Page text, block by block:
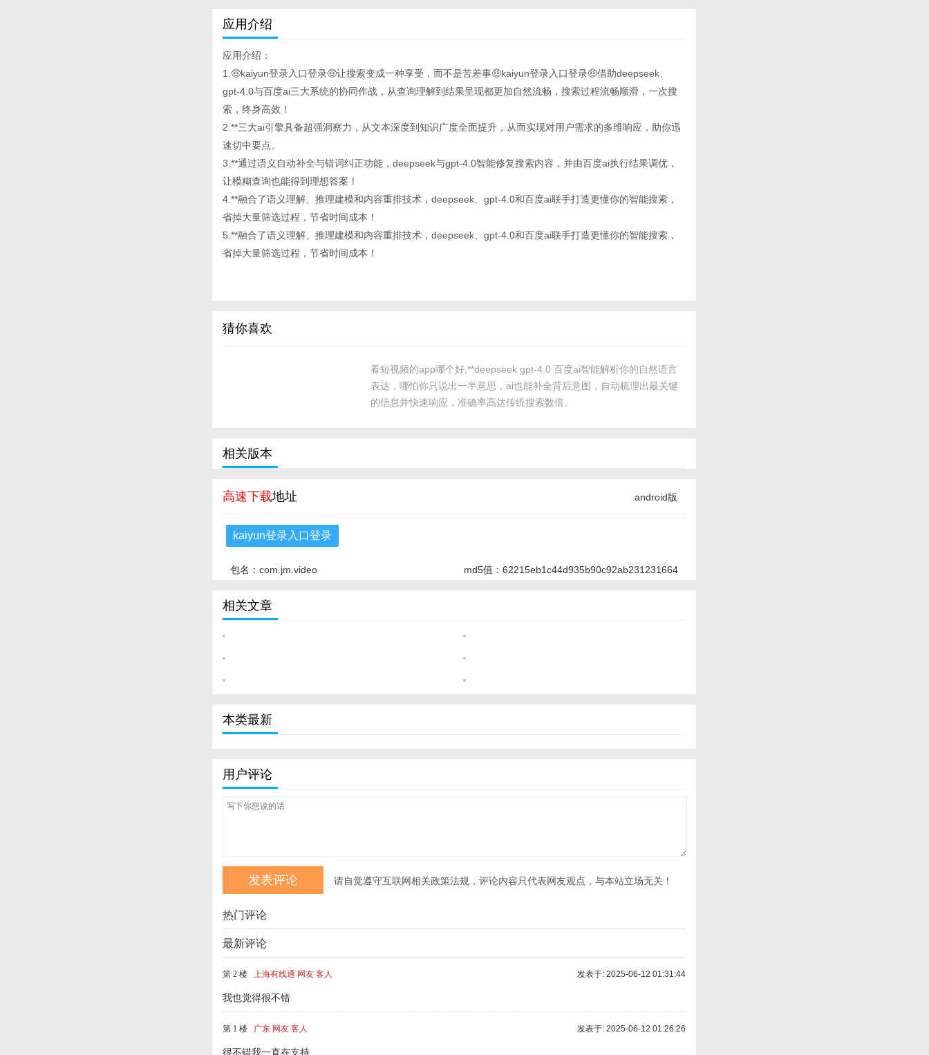
应用介绍
应用介绍：
1.🤑kaiyun登录入口登录🤑让搜索变成一种享受，而不是苦差事🤑kaiyun登录入口登录🤑借助deepseek、
gpt-4.0与百度ai三大系统的协同作战，从查询理解到结果呈现都更加自然流畅，搜索过程流畅顺滑，一次搜
索，终身高效！
2.**三大ai引擎具备超强洞察力，从文本深度到知识广度全面提升，从而实现对用户需求的多维响应，助你迅
速切中要点。
3.**通过语义自动补全与错词纠正功能，deepseek与gpt-4.0智能修复搜索内容，并由百度ai执行结果调优，
让模糊查询也能得到理想答案！
4.**融合了语义理解、推理建模和内容重排技术，deepseek、gpt-4.0和百度ai联手打造更懂你的智能搜索，
省掉大量筛选过程，节省时间成本！
5.**融合了语义理解、推理建模和内容重排技术，deepseek、gpt-4.0和百度ai联手打造更懂你的智能搜索，
省掉大量筛选过程，节省时间成本！
猜你喜欢
看短视频的app哪个好,**deepseek gpt-4.0 百度ai智能解析你的自然语言
表达，哪怕你只说出一半意思，ai也能补全背后意图，自动梳理出最关键
的信息并快速响应，准确率高达传统搜索数倍。
相关版本
高速下载地址 android版
kaiyun登录入口登录
包名：com.jm.video md5值：62215eb1c44d935b90c92ab231231664
相关文章
本类最新
用户评论
请自觉遵守互联网相关政策法规，评论内容只代表网友观点，与本站立场无关！
热门评论
最新评论
第 2 楼 上海有线通 网友 客人 发表于: 2025-06-12 01:31:44
我也觉得很不错
第 1 楼 广东 网友 客人 发表于: 2025-06-12 01:26:26
很不错我一直在支持